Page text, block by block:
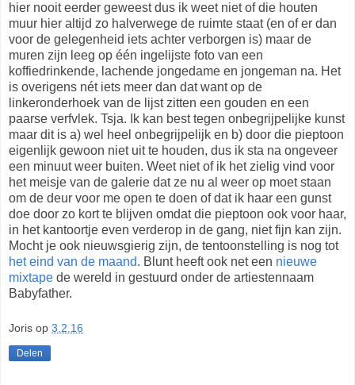
hier nooit eerder geweest dus ik weet niet of die houten
muur hier altijd zo halverwege de ruimte staat (en of er dan
voor de gelegenheid iets achter verborgen is) maar de
muren zijn leeg op één ingelijste foto van een
koffiedrinkende, lachende jongedame en jongeman na. Het
is overigens nét iets meer dan dat want op de
linkeronderhoek van de lijst zitten een gouden en een
paarse verfvlek. Tsja. Ik kan best tegen onbegrijpelijke kunst
maar dit is a) wel heel onbegrijpelijk en b) door die pieptoon
eigenlijk gewoon niet uit te houden, dus ik sta na ongeveer
een minuut weer buiten. Weet niet of ik het zielig vind voor
het meisje van de galerie dat ze nu al weer op moet staan
om de deur voor me open te doen of dat ik haar een gunst
doe door zo kort te blijven omdat die pieptoon ook voor haar,
in het kantoortje even verderop in de gang, niet fijn kan zijn.
Mocht je ook nieuwsgierig zijn, de tentoonstelling is nog tot
het eind van de maand. Blunt heeft ook net een nieuwe
mixtape de wereld in gestuurd onder de artiestennaam
Babyfather.
Joris op 3.2.16
Delen